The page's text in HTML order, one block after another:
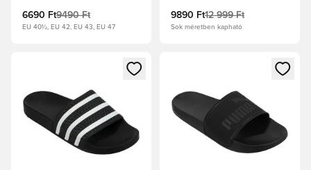
6690 Ft9490 Ft
EU 40½, EU 42, EU 43, EU 47
9890 Ft12 999 Ft
Sok méretben kapható
Megnyit egy modált a bejelentkezéshez vagy a tagként
Megnyit egy modált a